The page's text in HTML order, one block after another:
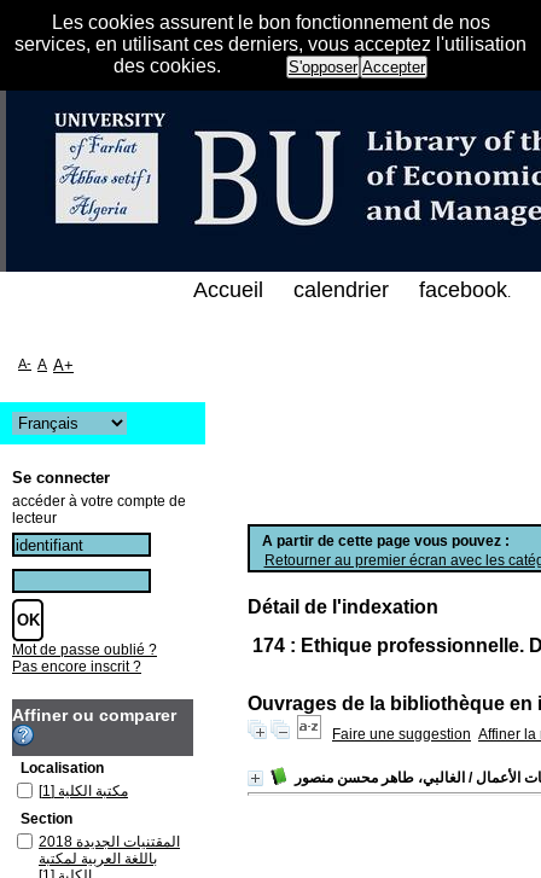
Les cookies assurent le bon fonctionnement de nos
services, en utilisant ces derniers, vous acceptez l'utilisation
des cookies.
S'opposer Accepter
الإلكتروني على الخط المباشر لمكتبة كلية
A partir de cette page vous pouvez :
Retourner au premier écran avec les
Détail de l'indexation
174 : Ethique professionnelle.
Ouvrages de la bibliothèque en
Faire une suggestion Affiner la
الأعمال/ الغالبي، طاهر محسن منصور
Accueil calendrier facebook.
A- A A+
Se connecter
accéder à votre compte de
lecteur
Mot de passe oublié ?
Pas encore inscrit ?
Affiner ou comparer
Localisation
مكتبة الكلية [1]
Section
المقتنيات الجديدة 2018
باللغة العربية لمكتبة